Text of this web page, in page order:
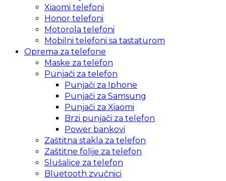
Xiaomi telefoni
Honor telefoni
Motorola telefoni
Mobilni telefoni sa tastaturom
Oprema za telefone
Maske za telefon
Punjači za telefon
Punjači za Iphone
Punjači za Samsung
Punjači za Xiaomi
Brzi punjači za telefon
Power bankovi
Zaštitna stakla za telefon
Zaštitne folije za telefon
Slušalice za telefon
Bluetooth zvučnici